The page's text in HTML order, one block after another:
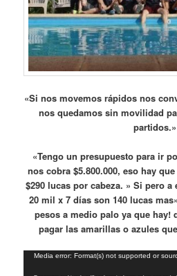
«Si nos movemos rápidos nos
nos quedamos sin movilidad
partidos.»
«Tengo un presupuesto para ir
nos cobra $5.800.000, eso hay
$290 lucas por cabeza. » Si pero
20 mil x 7 días son 140 lucas
pesos a medio palo ya que hay!
pagar las amarillas o azules
Reproductor
Media error: Format(s) not supported or